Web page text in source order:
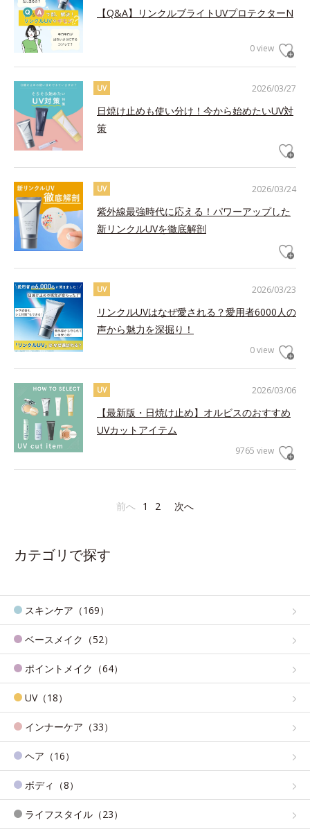
【Q&A】リンクルブライトUVプロテクターN
0 view
2026/03/27
UV
日焼け止めも使い分け！今から始めたいUV対
策
2026/03/24
UV
紫外線最強時代に応える！パワーアップした
新リンクルUVを徹底解剖
2026/03/23
UV
リンクルUVはなぜ愛される？愛用者6000人の
声から魅力を深掘り！
0 view
2026/03/06
UV
【最新版・日焼け止め】オルビスのおすすめ
UVカットアイテム
9765 view
前へ 1 2 次へ
カテゴリで探す
スキンケア（169）
ベースメイク（52）
ポイントメイク（64）
UV（18）
インナーケア（33）
ヘア（16）
ボディ（8）
ライフスタイル（23）